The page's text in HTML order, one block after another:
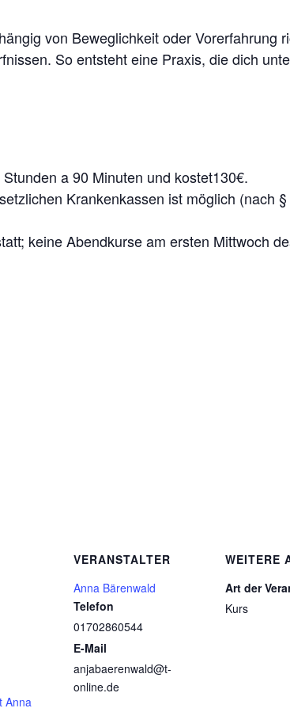
von Beweglichkeit oder Vorerfahrung
So entsteht eine Praxis, die dich
a 90 Minuten und kostet130€.
Krankenkassen ist möglich (nach
keine Abendkurse am ersten Mittwoch
Anna
VERANSTALTER
Anna Bärenwald
Telefon
01702860544
E-Mail
anjabaerenwald@t-
online.de
WEITERE
Art der
Kurs